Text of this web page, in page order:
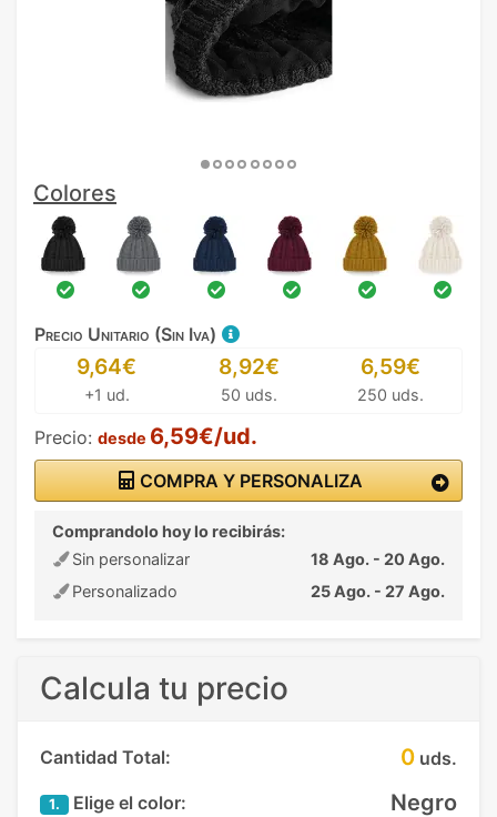
Colores
Precio Unitario (Sin Iva)
9,64€
+1 ud.
8,92€
50 uds.
6,59€
250 uds.
Precio: desde 6,59€/ud.
COMPRA Y PERSONALIZA
Comprandolo hoy lo recibirás:
Sin personalizar
18 Ago. - 20 Ago.
Personalizado
25 Ago. - 27 Ago.
Calcula tu precio
Cantidad Total: 0 uds.
1. Elige el color: Negro